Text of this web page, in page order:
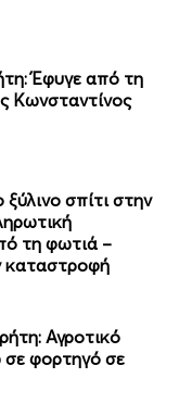
Έφυγε από τη
Κωνσταντίνος
ξύλινο σπίτι στην
τη φωτιά –
καταστροφή
Αγροτικό
φορτηγό σε